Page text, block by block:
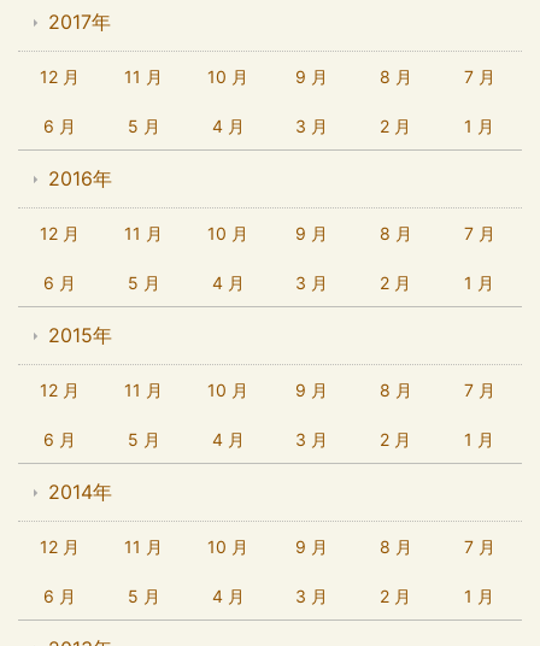
2017年
12 月 11 月 10 月 9 月 8 月 7 月
6 月 5 月 4 月 3 月 2 月 1 月
2016年
12 月 11 月 10 月 9 月 8 月 7 月
6 月 5 月 4 月 3 月 2 月 1 月
2015年
12 月 11 月 10 月 9 月 8 月 7 月
6 月 5 月 4 月 3 月 2 月 1 月
2014年
12 月 11 月 10 月 9 月 8 月 7 月
6 月 5 月 4 月 3 月 2 月 1 月